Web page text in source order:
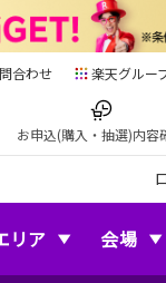
合わせ 楽天グルー
本/
楽天
電子
楽天
お申込(購入・抽選)内容
リア 会場